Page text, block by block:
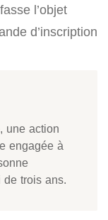
l’objet
d’inscription
une action
engagée à
trois ans.